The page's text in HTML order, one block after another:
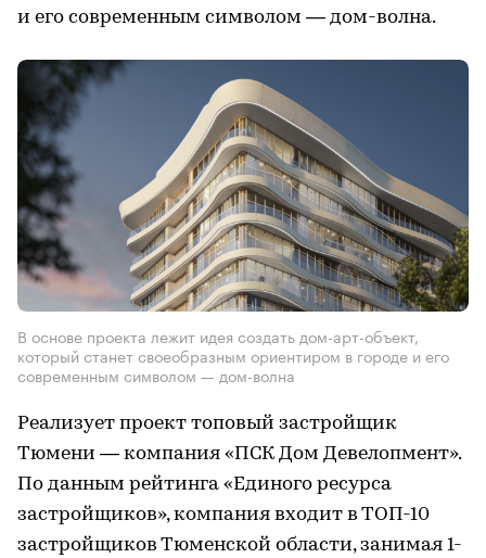
и его современным символом — дом-волна.
В основе проекта лежит идея создать дом-арт-объект,
который станет своеобразным ориентиром в городе и его
современным символом — дом-волна
Реализует проект топовый застройщик
Тюмени — компания «ПСК Дом Девелопмент».
По данным рейтинга «Единого ресурса
застройщиков», компания входит в ТОП-10
застройщиков Тюменской области, занимая 1-